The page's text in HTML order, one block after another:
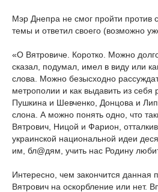
Мэр Днепра не смог пройти против
темы и ответил своего (возможно
«О Вятровиче. Коротко. Можно
сказал, подумал, имел в виду или
слова. Можно безысходно
метрополии и как выдавить из
Пушкина и Шевченко, Донцова и
слона. А можно понять одно, что
Вятрович, Ницой и Фарион,
украинской национальной идеи
им, бл@дям, учить нас Родину
Интересно, чем закончится данная
Вятрович на оскорбление или нет.